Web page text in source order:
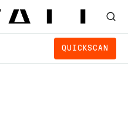
QUICKSCAN